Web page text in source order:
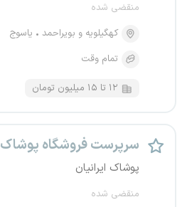
منقضی شده
کهگیلویه و بویراحمد
یاسوج
تمام وقت
۱۲ تا ۱۵ میلیون تومان
سرپرست فروشگاه پوشاک
پوشاک ایرانیان
منقضی شده